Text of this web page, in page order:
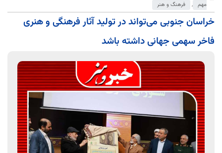
مهم , فرهنگ و هنر
خراسان جنوبی می‌تواند در تولید آثار فرهنگی و هنری
فاخر سهمی جهانی داشته باشد